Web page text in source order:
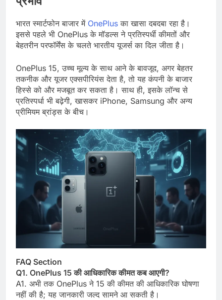
भारत स्मार्टफोन बाजार में OnePlusका खासा दबदबा रहा है।
इससे पहले भी OnePlus के मॉडल्स ने प्रतिस्पर्धी कीमतों और
बेहतरीन परफॉर्मेंस के चलते भारतीय यूजर्स का दिल जीता है।
OnePlus 15, उच्च मूल्य के साथ आने के बावजूद, अगर बेहतर
तकनीक और यूजर एक्सपीरियंस देता है, तो यह कंपनी के बाजार
हिस्से को और मजबूत कर सकता है। साथ ही, इसके लॉन्च से
प्रतिस्पर्धा भी बढ़ेगी, खासकर iPhone, Samsung और अन्य
प्रीमियम ब्रांड्स के बीच।
FAQ Section
Q1. OnePlus 15 की आधिकारिक कीमत कब आएगी?
A1. अभी तक OnePlus ने 15 की कीमत की आधिकारिक घोषणा
नहीं की है; यह जानकारी जल्द सामने आ सकती है।